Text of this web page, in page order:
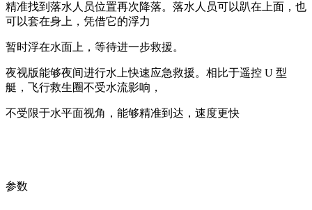
精准找到落水人员位置再次降落。落水人员可以趴在上面，也
可以套在身上，凭借它的浮力
暂时浮在水面上，等待进一步救援。
夜视版能够夜间进行水上快速应急救援。相比于遥控 U 型
艇，飞行救生圈不受水流影响，
不受限于水平面视角，能够精准到达，速度更快
参数